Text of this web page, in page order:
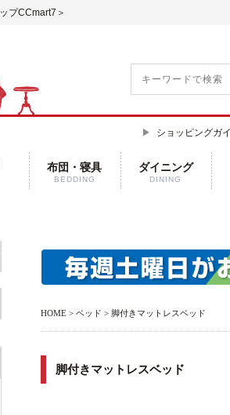
プCCmart7＞
ショッピングガ
布団・寝具
BEDDING
ダイニング
DINING
HOME > ベッド > 脚付きマットレスベッド
脚付きマットレスベッド